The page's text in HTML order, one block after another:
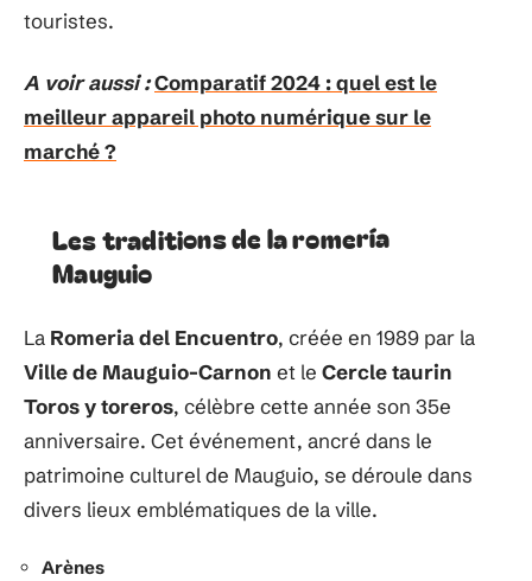
touristes.
A voir aussi :Comparatif 2024 : quel est le
meilleur appareil photo numérique sur le
marché ?
Les traditions de la romería
Mauguio
La Romeria del Encuentro, créée en 1989 par la
Ville de Mauguio-Carnon et le Cercle taurin
Toros y toreros, célèbre cette année son 35e
anniversaire. Cet événement, ancré dans le
patrimoine culturel de Mauguio, se déroule dans
divers lieux emblématiques de la ville.
Arènes